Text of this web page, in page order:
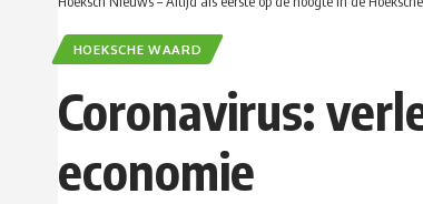
HOEKSCHE WAARD
Coronavirus:
economie